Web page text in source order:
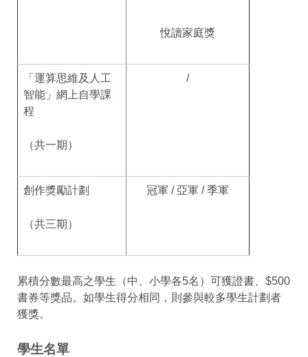
悅讀家庭獎
「運算思維及人工
智能」網上自學課
程
（共一期）
/
創作獎勵計劃
（共三期）
冠軍 / 亞軍 / 季軍
累積分數最高之學生（中、小學各5名）可獲證書、$500
書券等獎品。如學生得分相同，則參與較多學生計劃者
獲獎。
學生名單